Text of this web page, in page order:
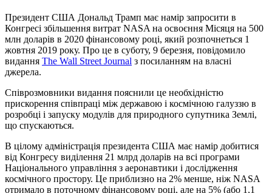
Президент США Дональд Трамп має намір запросити в
Конгресі збільшення витрат NASA на освоєння Місяця на 500
млн доларів в 2020 фінансовому році, який розпочнеться 1
жовтня 2019 року. Про це в суботу, 9 березня, повідомило
видання The Wall Street Journal з посиланням на власні
джерела.
Співрозмовники видання пояснили це необхідністю
прискорення співпраці між державою і космічною галуззю в
розробці і запуску модулів для природного супутника Землі,
що спускаються.
В цілому адміністрація президента США має намір добитися
від Конгресу виділення 21 млрд доларів на всі програми
Національного управління з аеронавтики і дослідження
космічного простору. Це приблизно на 2% менше, ніж NASA
отримало в поточному фінансовому році, але на 5% (або 1,1